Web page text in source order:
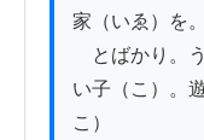
家（いゑ）を
とばかり。
い子（こ）。
こ）